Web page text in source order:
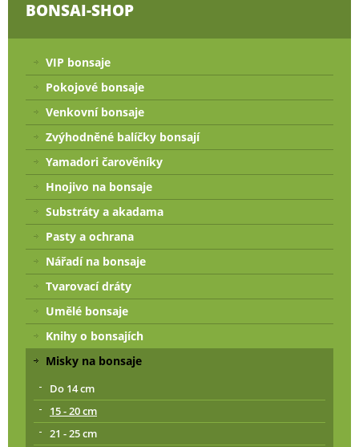
BONSAI-SHOP
VIP bonsaje
Pokojové bonsaje
Venkovní bonsaje
Zvýhodněné balíčky bonsají
Yamadori čarověníky
Hnojivo na bonsaje
Substráty a akadama
Pasty a ochrana
Nářadí na bonsaje
Tvarovací dráty
Umělé bonsaje
Knihy o bonsajích
Misky na bonsaje
Do 14 cm
15 - 20 cm
21 - 25 cm